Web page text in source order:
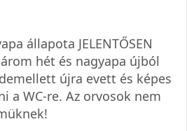
állapota JELENTŐSEN
hét és nagyapa újból
újra evett és képes
a WC-re. Az orvosok nem